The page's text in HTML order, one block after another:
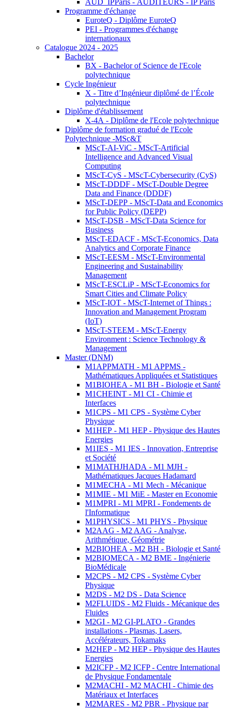
AUD_IPParis - AUDITEURS - IP Paris
Programme d'échange
EuroteQ - Diplôme EuroteQ
PEI - Programmes d'échange
internationaux
Catalogue 2024 - 2025
Bachelor
BX - Bachelor of Science de l'Ecole
polytechnique
Cycle Ingénieur
X - Titre d’Ingénieur diplômé de l’École
polytechnique
Diplôme d'établissement
X-4A - Diplôme de l'Ecole polytechnique
Diplôme de formation gradué de l'Ecole
Polytechnique -MSc&T
MScT-AI-ViC - MScT-Artificial
Intelligence and Advanced Visual
Computing
MScT-CyS - MScT-Cybersecurity (CyS)
MScT-DDDF - MScT-Double Degree
Data and Finance (DDDF)
MScT-DEPP - MScT-Data and Economics
for Public Policy (DEPP)
MScT-DSB - MScT-Data Science for
Business
MScT-EDACF - MScT-Economics, Data
Analytics and Corporate Finance
MScT-EESM - MScT-Environmental
Engineering and Sustainability
Management
MScT-ESCLiP - MScT-Economics for
Smart Cities and Climate Policy
MScT-IOT - MScT-Internet of Things :
Innovation and Management Program
(IoT)
MScT-STEEM - MScT-Energy
Environment : Science Technology &
Management
Master (DNM)
M1APPMATH - M1 APPMS -
Mathématiques Appliquées et Statistiques
M1BIOHEA - M1 BH - Biologie et Santé
M1CHEINT - M1 CI - Chimie et
Interfaces
M1CPS - M1 CPS - Système Cyber
Physique
M1HEP - M1 HEP - Physique des Hautes
Energies
M1IES - M1 IES - Innovation, Entreprise
et Société
M1MATHJHADA - M1 MJH -
Mathématiques Jacques Hadamard
M1MECHA - M1 Mech - Mécanique
M1MIE - M1 MiE - Master en Economie
M1MPRI - M1 MPRI - Fondements de
l'Informatique
M1PHYSICS - M1 PHYS - Physique
M2AAG - M2 AAG - Analyse,
Arithmétique, Géométrie
M2BIOHEA - M2 BH - Biologie et Santé
M2BIOMECA - M2 BME - Ingénierie
BioMédicale
M2CPS - M2 CPS - Système Cyber
Physique
M2DS - M2 DS - Data Science
M2FLUIDS - M2 Fluids - Mécanique des
Fluides
M2GI - M2 GI-PLATO - Grandes
installations - Plasmas, Lasers,
Accélérateurs, Tokamaks
M2HEP - M2 HEP - Physique des Hautes
Energies
M2ICFP - M2 ICFP - Centre International
de Physique Fondamentale
M2MACHI - M2 MACHI - Chimie des
Matériaux et Interfaces
M2MARES - M2 PBR - Physique par